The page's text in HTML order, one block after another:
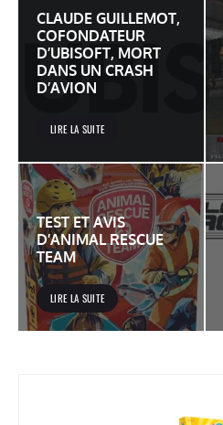
CLAUDE GUILLEMOT,
COFONDATEUR
D’UBISOFT, MORT
DANS UN CRASH
D’AVION
LIRE LA SUITE
TEST ET AVIS
D’ANIMAL RESCUE
TEAM
LIRE LA SUITE